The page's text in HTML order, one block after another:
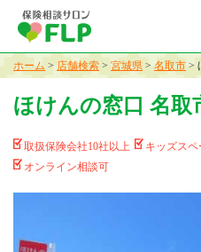
ホーム > 店舗検索 > 宮城県 > 名取市 >
ほけんの窓口 名取
取扱保険会社10社以上 キッズスペ
オンライン相談可